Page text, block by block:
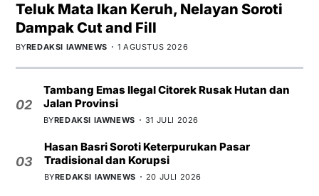
Teluk Mata Ikan Keruh, Nelayan Soroti
Dampak Cut and Fill
BYREDAKSI IAWNEWS 1 AGUSTUS 2026
02
Tambang Emas Ilegal Citorek Rusak Hutan dan
Jalan Provinsi
BYREDAKSI IAWNEWS 31 JULI 2026
03
Hasan Basri Soroti Keterpurukan Pasar
Tradisional dan Korupsi
BYREDAKSI IAWNEWS 20 JULI 2026